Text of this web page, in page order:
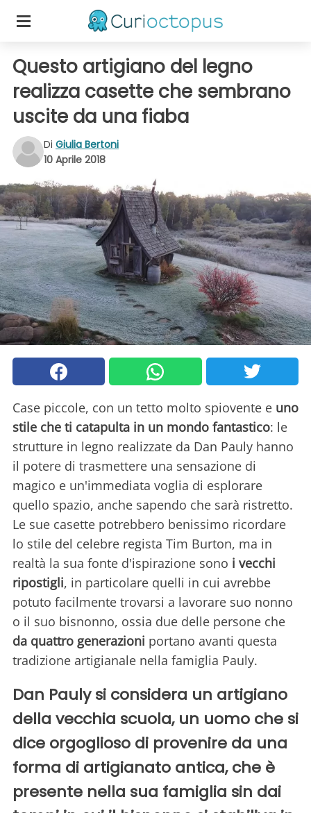
Questo artigiano del legno
realizza casette che sembrano
uscite da una fiaba
Di Giulia Bertoni
10 Aprile 2018
Case piccole, con un tetto molto spiovente e uno
stile che ti catapulta in un mondo fantastico: le
strutture in legno realizzate da Dan Pauly hanno
il potere di trasmettere una sensazione di
magico e un'immediata voglia di esplorare
quello spazio, anche sapendo che sarà ristretto.
Le sue casette potrebbero benissimo ricordare
lo stile del celebre regista Tim Burton, ma in
realtà la sua fonte d'ispirazione sono i vecchi
ripostigli, in particolare quelli in cui avrebbe
potuto facilmente trovarsi a lavorare suo nonno
o il suo bisnonno, ossia due delle persone che
da quattro generazioni portano avanti questa
tradizione artigianale nella famiglia Pauly.
Dan Pauly si considera un artigiano
della vecchia scuola, un uomo che si
dice orgoglioso di provenire da una
forma di artigianato antica, che è
presente nella sua famiglia sin dai